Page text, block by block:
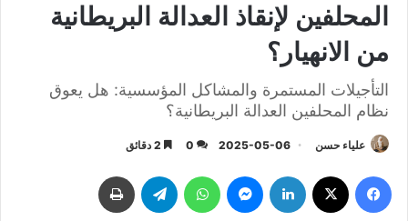
المحلفين لإنقاذ العدالة البريطانية
من الانهيار؟
التأجيلات المستمرة والمشاكل المؤسسية: هل يعوق
نظام المحلفين العدالة البريطانية؟
علياء حسن 2025-05-06
0